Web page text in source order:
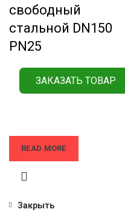
свободный
стальной DN150
РN25
ЗАКАЗАТЬ ТОВАР
READ MORE
Закрыть